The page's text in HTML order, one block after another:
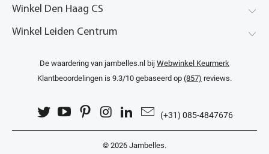
Winkel Den Haag CS
Winkel Leiden Centrum
De waardering van jambelles.nl bij Webwinkel Keurmerk
Klantbeoordelingen is 9.3/10 gebaseerd op (857) reviews.
(+31) 085-4847676
© 2026 Jambelles.